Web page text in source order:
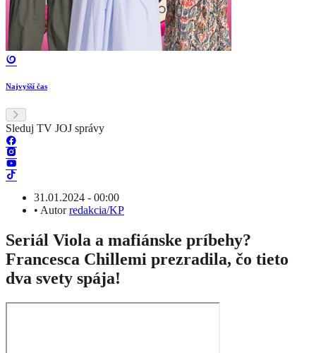
Najvyšší čas
Sleduj TV JOJ správy
31.01.2024 - 00:00
• Autorredakcia/KP
Seriál Viola a mafiánske príbehy?
Francesca Chillemi prezradila, čo tieto
dva svety spája!